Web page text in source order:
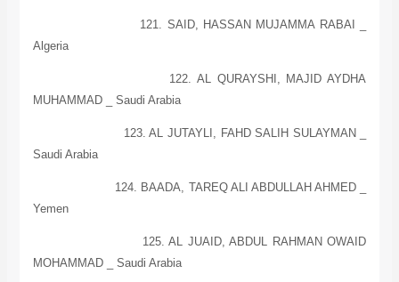
121. SAID, HASSAN MUJAMMA RABAI _
Algeria
122. AL QURAYSHI, MAJID AYDHA
MUHAMMAD _ Saudi Arabia
123. AL JUTAYLI, FAHD SALIH SULAYMAN _
Saudi Arabia
124. BAADA, TAREQ ALI ABDULLAH AHMED _
Yemen
125. AL JUAID, ABDUL RAHMAN OWAID
MOHAMMAD _ Saudi Arabia